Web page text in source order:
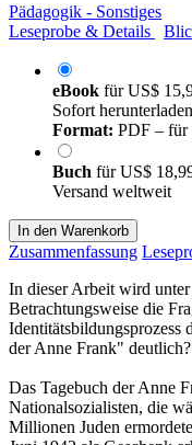
Pädagogik - Sonstiges
Leseprobe & Details
eBook fürUS$
Sofort
Format: PDF – für
Buch fürUS$
Versand weltweit
In den Warenkorb
Zusammenfassung
In dieser Arbeit wird
Betrachtungsweise die
Identitätsbildungsprozess
der Anne Frank"
Das Tagebuch der Anne
Nationalsozialisten, die
Millionen Juden